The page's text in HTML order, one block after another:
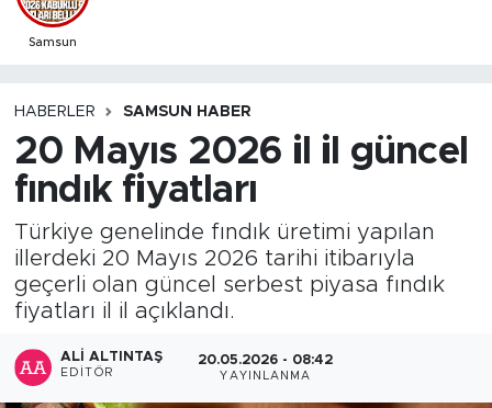
Samsun
HABERLER SAMSUN HABER
20 Mayıs 2026 il il güncel
fındık fiyatları
Türkiye genelinde fındık üretimi yapılan
illerdeki 20 Mayıs 2026 tarihi itibarıyla
geçerli olan güncel serbest piyasa fındık
fiyatları il il açıklandı.
ALI ALTINTAŞ
EDITÖR
20.05.2026 - 08:42
YAYINLANMA
Süper Lig Puan Durumu ve Fikstür
Son Dakika Haberleri
Haber Arşivi